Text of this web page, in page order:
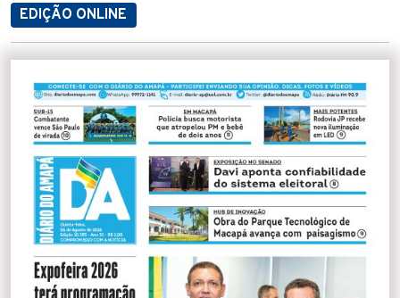
EDIÇÃO ONLINE